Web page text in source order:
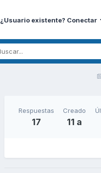
¿Usuario existente? Conectar
Respuestas
17
Creado
11 a